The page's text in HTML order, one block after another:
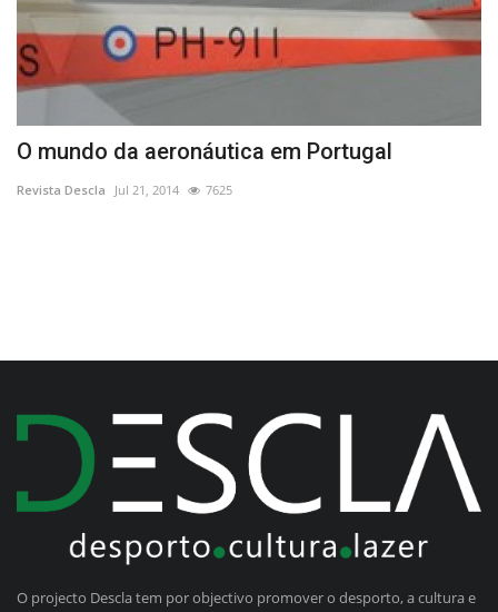
O mundo da aeronáutica em Portugal
Revista Descla Jul 21, 2014 7625
O projecto Descla tem por objectivo promover o desporto, a cultura e